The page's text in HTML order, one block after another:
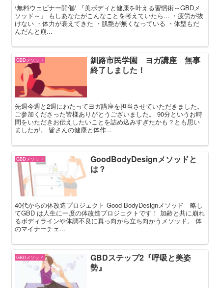
\無料ウェビナー開催/ 『美ボディと健康を叶える習慣術～GBDメ
ソッド～』 もしあなたがこんなことを考えていたら... ・疲労が抜
けない ・体力が衰えてきた ・肌艶が無くなっている ・体型もだ
んだんと崩...
GBDメソッド
釧路市民学園 ヨガ講座 無事
終了しました！
先週今週と2週にわたってヨガ講座を担当させていただきました。
ご参加くださった皆様ありがとうございました。 90分というお時
間をいただきお伝えしたいことを詰め込みすぎたかも？とも思い
ましたが。 皆さんの健康と体作...
GBDメソッド
GoodBodyDesignメソッドと
は？
40代からの体改造プロジェクト Good BodyDesignメソッド 略し
てGBD は人生に一度の体改造プロジェクトです！ 加齢と共に崩れ
るボディラインや体調不良に真っ向から立ち向かうメソッド。 体
のマイナーチェ...
GBDメソッド
GBDステップ2『呼吸と美姿
勢』